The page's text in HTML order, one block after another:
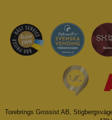
Torebrings Grossist AB,